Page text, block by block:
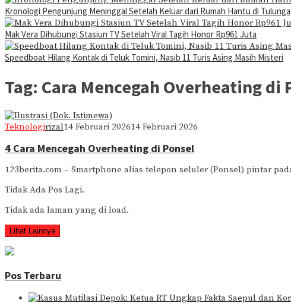
Kronologi Pengunjung Meninggal Setelah Keluar dari Rumah Hantu di
Mak Vera Dihubungi Stasiun TV Setelah Viral Tagih Honor Rp961 Juta
Speedboat Hilang Kontak di Teluk Tomini, Nasib 11 Turis Asing Masih Misteri
Tag: Cara Mencegah Overheating di
Teknologirizal14 Februari 202614 Februari 2026
4 Cara Mencegah Overheating di Ponsel
123berita.com – Smartphone alias telepon seluler (Ponsel) pintar
Tidak Ada Pos Lagi.
Tidak ada laman yang di load.
Lihat Lainnya
Pos Terbaru